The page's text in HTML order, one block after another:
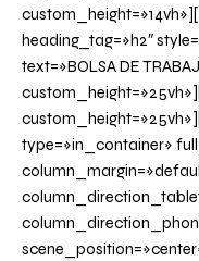
heading_tag=»h2″
text=»BOLSA DE
type=»in_container»